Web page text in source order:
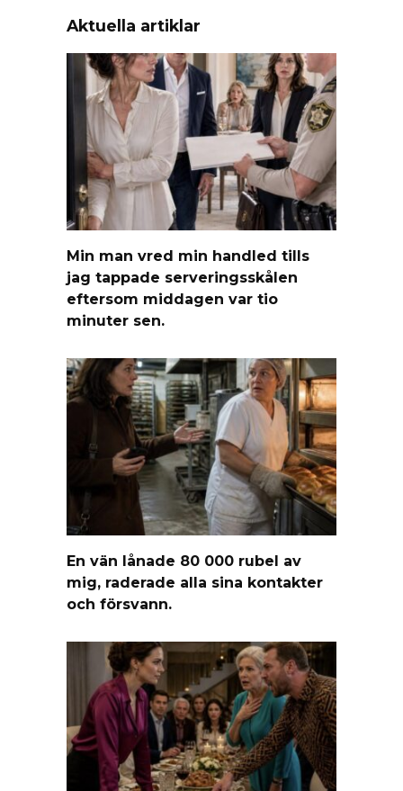
Aktuella artiklar
Min man vred min handled tills
jag tappade serveringsskålen
eftersom middagen var tio
minuter sen.
En vän lånade 80 000 rubel av
mig, raderade alla sina kontakter
och försvann.